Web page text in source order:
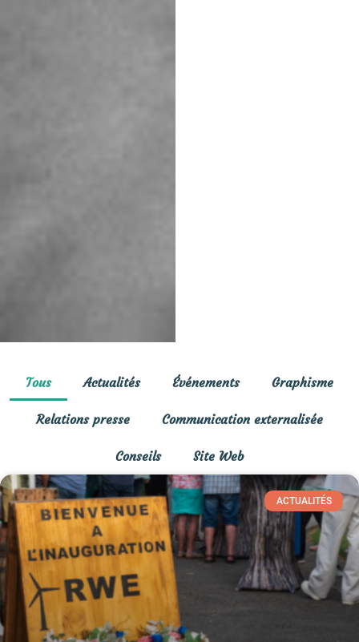
Tous Actualités Événements Graphisme
Relations presse Communication externalisée
Conseils Site Web
ACTUALITÉS